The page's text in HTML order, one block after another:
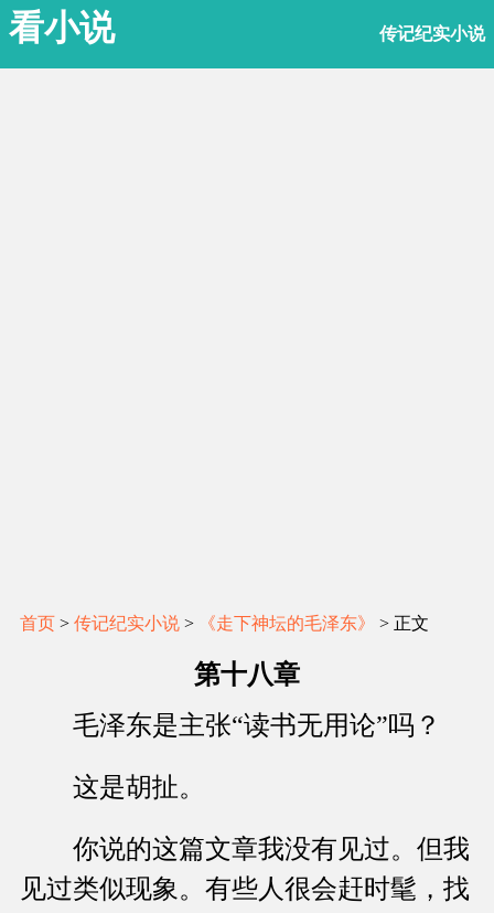
看小说 传记纪实小说
首页 > 传记纪实小说 > 《走下神坛的毛泽东》 > 正文
第十八章
毛泽东是主张“读书无用论”吗？
这是胡扯。
你说的这篇文章我没有见过。但我
见过类似现象。有些人很会赶时髦，找